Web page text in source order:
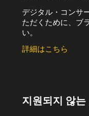
デジタル・コンサ
ただくために、ブ
い。
詳細はこちら
지원되지 않